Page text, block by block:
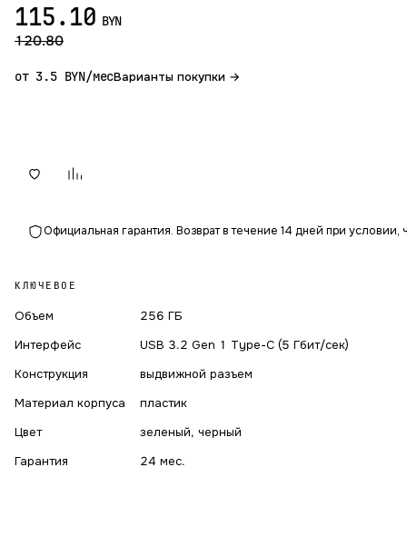
115.10 BYN
120.80
от 3.5 BYN/месВарианты покупки →
Официальная гарантия. Возврат в течение 14 дней при
КЛЮЧЕВОЕ
Объем
256 ГБ
Интерфейс
USB 3.2 Gen 1 Type-C (5 Гбит/сек)
Конструкция
выдвижной разъем
Материал корпуса
пластик
Цвет
зеленый, черный
Гарантия
24 мес.